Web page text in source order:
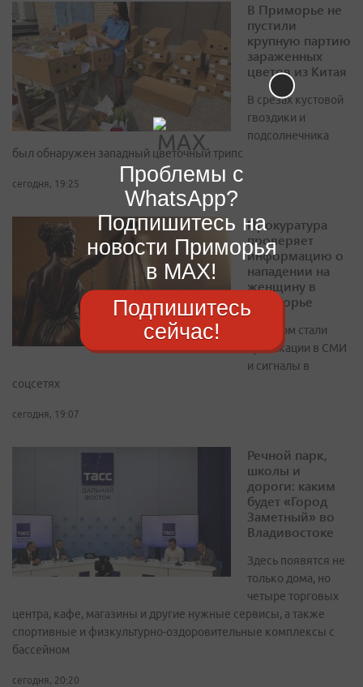
В Приморье не
пустили
крупную партию
зараженных
цветов из Китая
В срезах кустовой
гвоздики и
подсолнечника
был обнаружен западный цветочный трипс
сегодня, 19:25
Прокуратура
проверяет
информацию о
нападении на
женщину в
Приморье
Поводом стали
публикации в СМИ
и сигналы в
соцсетях
сегодня, 19:07
Речной парк,
школы и
дороги: каким
будет «Город
Заметный» во
Владивостоке
Здесь появятся не
только дома, но
четыре торговых
центра, кафе, магазины и другие нужные сервисы, а также
спортивные и физкультурно-оздоровительные комплексы с
бассейном
сегодня, 20:20
Проблемы с
WhatsApp?
Подпишитесь на
новости Приморья
в MAX!
Подпишитесь
сейчас!